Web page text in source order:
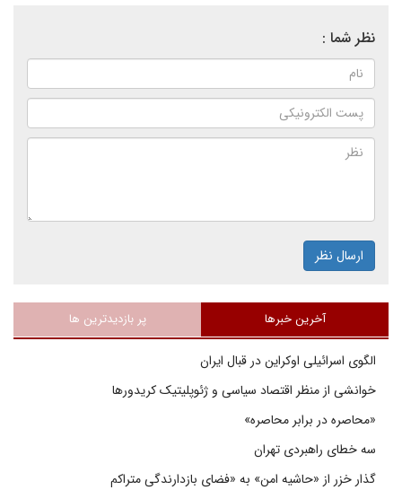
نظر شما :
ارسال نظر
آخرین خبرها پر بازدیدترین ها
الگوی اسرائیلی اوکراین در قبال ایران
خوانشی از منظر اقتصاد سیاسی و ژئوپلیتیک کریدورها
«محاصره در برابر محاصره»
سه خطای راهبردی تهران
گذار خزر از «حاشیه امن» به «فضای بازدارندگی متراکم